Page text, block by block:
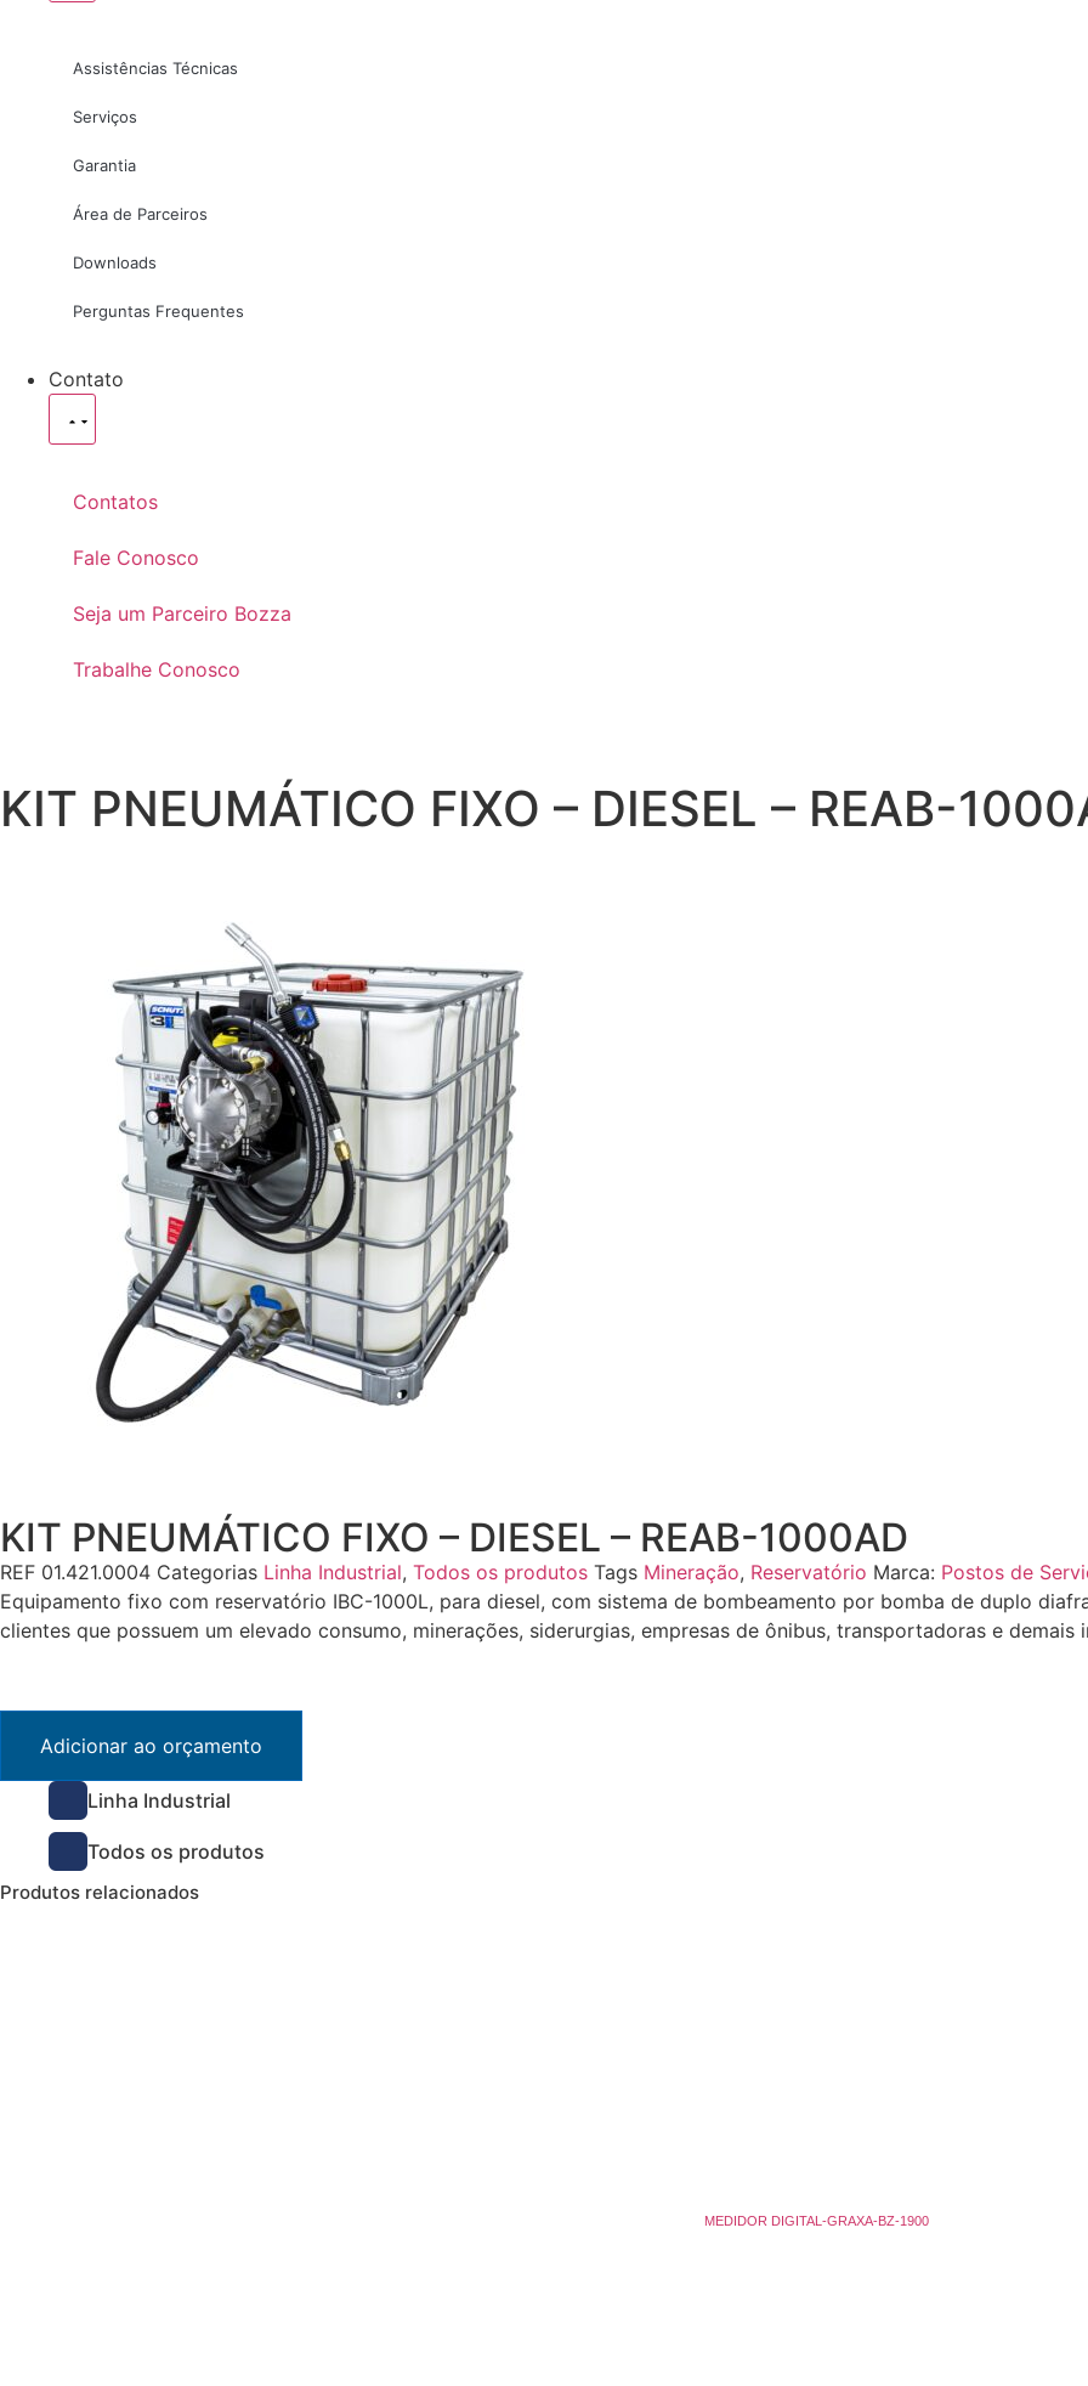
Assistências Técnicas
Serviços
Garantia
Área de Parceiros
Downloads
Perguntas Frequentes
Contato
Contatos
Fale Conosco
Seja um Parceiro Bozza
Trabalhe Conosco
KIT PNEUMÁTICO FIXO – DIESEL – REAB-
KIT PNEUMÁTICO FIXO – DIESEL – REAB-1000AD
REF 01.421.0004 Categorias Linha Industrial, Todos os produtos Tags Mineração, Reservatório Marca: Postos de
Equipamento fixo com reservatório IBC-1000L, para diesel, com sistema de bombeamento por bomba de duplo
clientes que possuem um elevado consumo, minerações, siderurgias, empresas de ônibus, transportadoras e demais
Adicionar ao orçamento
Linha Industrial
Todos os produtos
Produtos relacionados
MEDIDOR DIGITAL-GRAXA-BZ-1900